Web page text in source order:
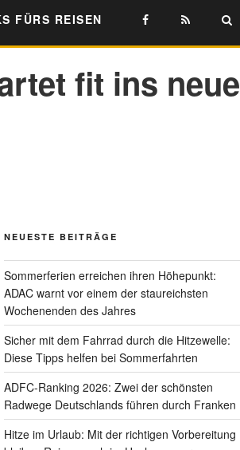
FÜRS REISEN
fit ins neue
NEUESTE BEITRÄGE
Sommerferien erreichen ihren Höhepunkt:
ADAC warnt vor einem der staureichsten
Wochenenden des Jahres
Sicher mit dem Fahrrad durch die Hitzewelle:
Diese Tipps helfen bei Sommerfahrten
ADFC-Ranking 2026: Zwei der schönsten
Radwege Deutschlands führen durch Franken
Hitze im Urlaub: Mit der richtigen Vorbereitung